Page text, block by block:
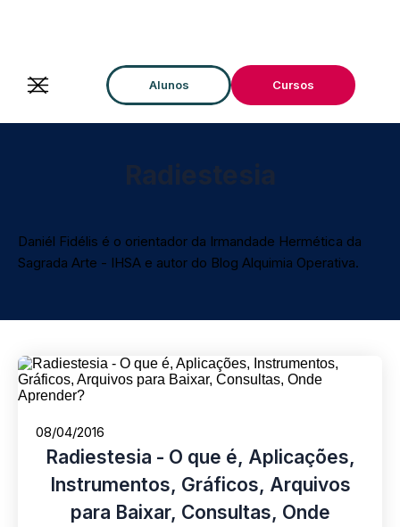
Alunos Cursos
Daniél Fidélis é o orientador da Irmandade Hermética da
Sagrada Arte - IHSA e autor do Blog Alquimia Operativa.
08/04/2016
Radiestesia - O que é, Aplicações,
Instrumentos, Gráficos, Arquivos
para Baixar, Consultas, Onde